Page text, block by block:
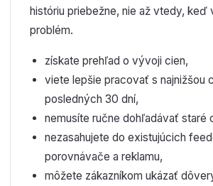
históriu priebežne, nie až vtedy, keď
problém.
získate prehľad o vývoji cien,
viete lepšie pracovať s najnižšou
posledných 30 dní,
nemusíte ručne dohľadávať staré
nezasahujete do existujúcich
porovnávače a reklamu,
môžete zákazníkom ukázať